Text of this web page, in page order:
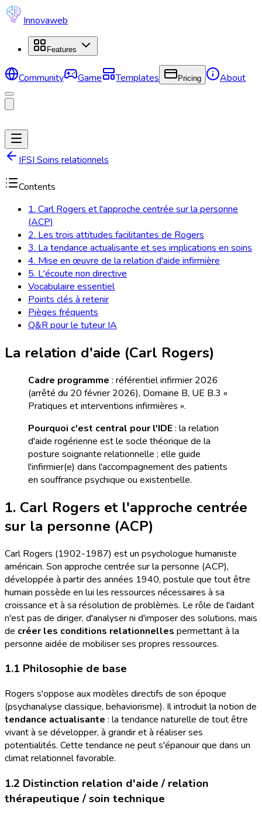
Innovaweb
Features
Community Game Templates Pricing About
IFSI Soins relationnels
Contents
1. Carl Rogers et l'approche centrée sur la personne
(ACP)
2. Les trois attitudes facilitantes de Rogers
3. La tendance actualisante et ses implications en soins
4. Mise en œuvre de la relation d'aide infirmière
5. L'écoute non directive
Vocabulaire essentiel
Points clés à retenir
Pièges fréquents
Q&R pour le tuteur IA
La relation d'aide (Carl Rogers)
Cadre programme : référentiel infirmier 2026
(arrêté du 20 février 2026), Domaine B, UE B.3 «
Pratiques et interventions infirmières ».
Pourquoi c'est central pour l'IDE: la relation
d'aide rogérienne est le socle théorique de la
posture soignante relationnelle ; elle guide
l'infirmier(e) dans l'accompagnement des patients
en souffrance psychique ou existentielle.
1. Carl Rogers et l'approche centrée
sur la personne (ACP)
Carl Rogers (1902-1987) est un psychologue humaniste
américain. Son approche centrée sur la personne (ACP),
développée à partir des années 1940, postule que tout être
humain possède en lui les ressources nécessaires à sa
croissance et à sa résolution de problèmes. Le rôle de l'aidant
n'est pas de diriger, d'analyser ni d'imposer des solutions, mais
de créer les conditions relationnelles permettant à la
personne aidée de mobiliser ses propres ressources.
1.1 Philosophie de base
Rogers s'oppose aux modèles directifs de son époque
(psychanalyse classique, behaviorisme). Il introduit la notion de
tendance actualisante : la tendance naturelle de tout être
vivant à se développer, à grandir et à réaliser ses
potentialités. Cette tendance ne peut s'épanouir que dans un
climat relationnel favorable.
1.2 Distinction relation d'aide / relation
thérapeutique / soin technique